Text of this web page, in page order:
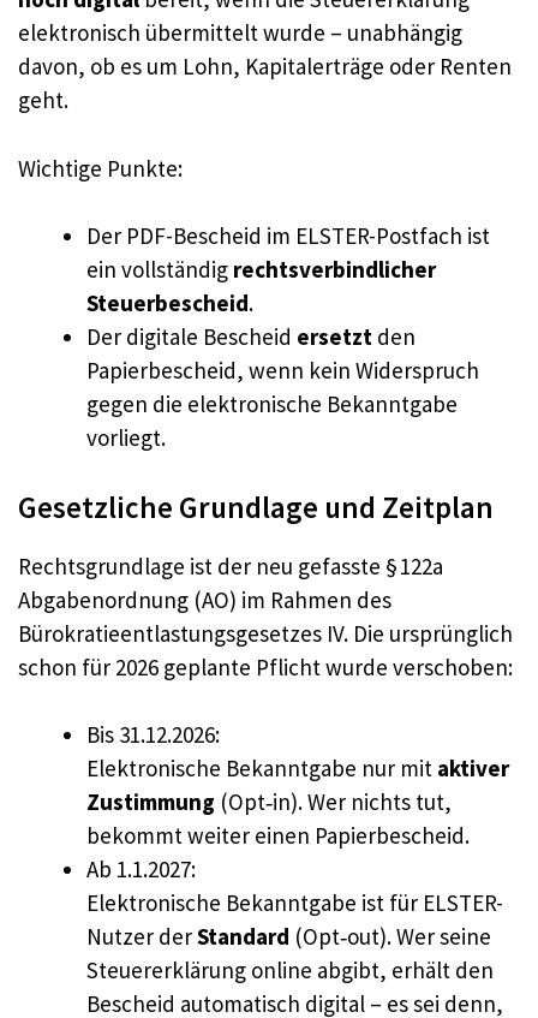
elektronisch übermittelt wurde – unabhängig
davon, ob es um Lohn, Kapitalerträge oder Renten
geht.
Wichtige Punkte:
Der PDF-Bescheid im ELSTER-Postfach ist
ein vollständig rechtsverbindlicher
Steuerbescheid.
Der digitale Bescheid ersetzt den
Papierbescheid, wenn kein Widerspruch
gegen die elektronische Bekanntgabe
vorliegt.
Gesetzliche Grundlage und Zeitplan
Rechtsgrundlage ist der neu gefasste § 122a
Abgabenordnung (AO) im Rahmen des
Bürokratieentlastungsgesetzes IV. Die ursprünglich
schon für 2026 geplante Pflicht wurde verschoben:
Bis 31.12.2026:
Elektronische Bekanntgabe nur mit aktiver
Zustimmung (Opt‑in). Wer nichts tut,
bekommt weiter einen Papierbescheid.
Ab 1.1.2027:
Elektronische Bekanntgabe ist für ELSTER-
Nutzer derStandard (Opt‑out). Wer seine
Steuererklärung online abgibt, erhält den
Bescheid automatisch digital – es sei denn,